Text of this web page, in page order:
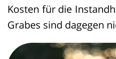
und der Qualität der
Beziehung
die Intensität des
Kosten für die
Grabes sind dagegen